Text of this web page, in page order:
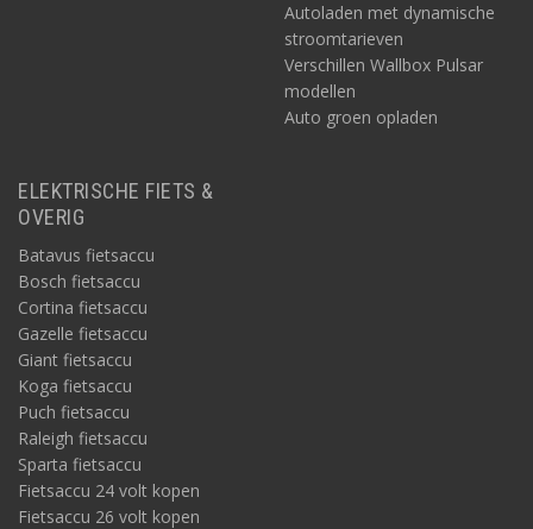
Autoladen met dynamische
stroomtarieven
Verschillen Wallbox Pulsar
modellen
Auto groen opladen
ELEKTRISCHE FIETS &
OVERIG
Batavus fietsaccu
Bosch fietsaccu
Cortina fietsaccu
Gazelle fietsaccu
Giant fietsaccu
Koga fietsaccu
Puch fietsaccu
Raleigh fietsaccu
Sparta fietsaccu
Fietsaccu 24 volt kopen
Fietsaccu 26 volt kopen